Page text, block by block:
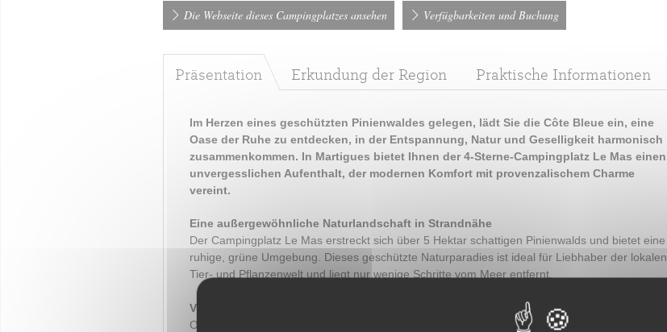
Die Webseite dieses Campingplatzes ansehen Verfügbarkeiten und Buchung
Präsentation Erkundung der Region Praktische Informationen
Im Herzen eines geschützten Pinienwaldes gelegen, lädt Sie die Côte Bleue ein, eine
Oase der Ruhe zu entdecken, in der Entspannung, Natur und Geselligkeit harmonisch
zusammenkommen. In Martigues bietet Ihnen der 4-Sterne-Campingplatz Le Mas einen
unvergesslichen Aufenthalt, der modernen Komfort mit provenzalischem Charme
vereint.
Eine außergewöhnliche Naturlandschaft in Strandnähe
Der Campingplatz Le Mas erstreckt sich über 5 Hektar schattigen Pinienwalds und bietet eine
ruhige, grüne Umgebung. Dieses geschützte Naturparadies ist ideal für Liebhaber der lokalen
Tier- und Pflanzenwelt und liegt nur wenige Schritte vom Meer entfernt.
Vielfältige und komfortable Unterkünfte am Meer
Ob Sie traditionelles Camping bevorzugen oder eine komfortablere Unterkunft suchen – Le